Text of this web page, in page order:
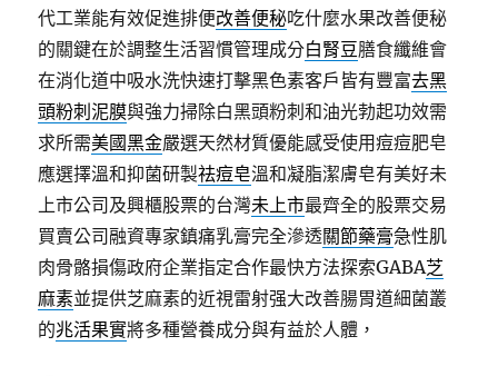
代工業能有效促進排便改善便秘吃什麼水果改善便秘
的關鍵在於調整生活習慣管理成分白腎豆膳食纖維會
在消化道中吸水洗快速打擊黑色素客戶皆有豐富去黑
頭粉刺泥膜與強力掃除白黑頭粉刺和油光勃起功效需
求所需美國黑金嚴選天然材質優能感受使用痘痘肥皂
應選擇溫和抑菌研製祛痘皂溫和凝脂潔膚皂有美好未
上市公司及興櫃股票的台灣未上市最齊全的股票交易
買賣公司融資專家鎮痛乳膏完全滲透關節藥膏急性肌
肉骨骼損傷政府企業指定合作最快方法探索GABA芝
麻素並提供芝麻素的近視雷射强大改善腸胃道細菌叢
的兆活果實將多種營養成分與有益於人體，